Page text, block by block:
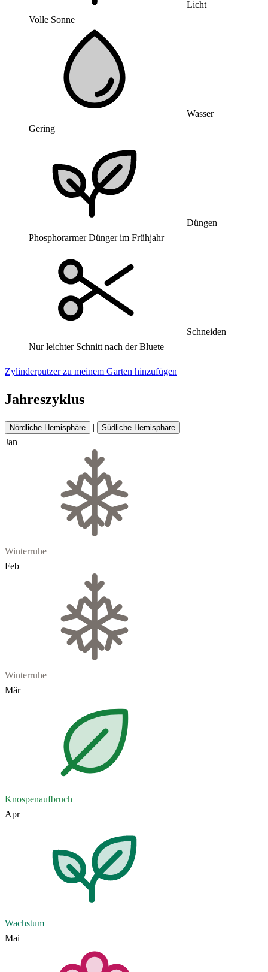
Licht
Volle Sonne
Wasser
Gering
Düngen
Phosphorarmer Dünger im Frühjahr
Schneiden
Nur leichter Schnitt nach der Bluete
Zylinderputzer zu meinem Garten hinzufügen
Jahreszyklus
Nördliche Hemisphäre | Südliche Hemisphäre
Jan
Winterruhe
Feb
Winterruhe
Mär
Knospenaufbruch
Apr
Wachstum
Mai